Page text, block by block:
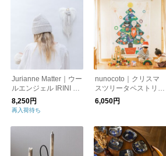
Jurianne Matter｜ウー
ルエンジェル IRINI ニ
ュートラル
8,250円
再入荷待ち
nunocoto｜クリスマ
スツリータペストリー
すごろくリスマス (大)
tupera tupera ツペラ
【クリスマスギフト】
6,050円